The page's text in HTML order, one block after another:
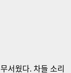
서웠다. 차들 소리